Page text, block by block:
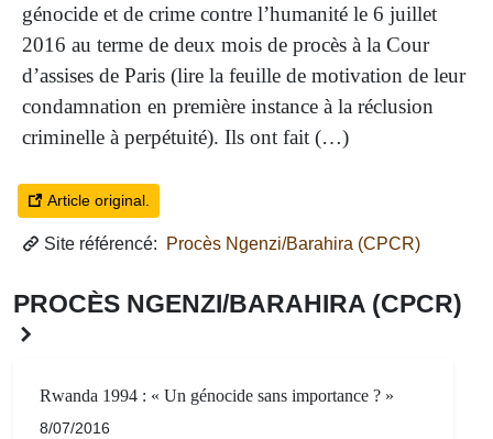
génocide et de crime contre l’humanité le 6 juillet
2016 au terme de deux mois de procès à la Cour
d’assises de Paris (lire la feuille de motivation de leur
condamnation en première instance à la réclusion
criminelle à perpétuité). Ils ont fait (…)
Article original.
Site référencé: Procès Ngenzi/Barahira (CPCR)
PROCÈS NGENZI/BARAHIRA (CPCR)
Rwanda 1994 : « Un génocide sans importance ? »
8/07/2016